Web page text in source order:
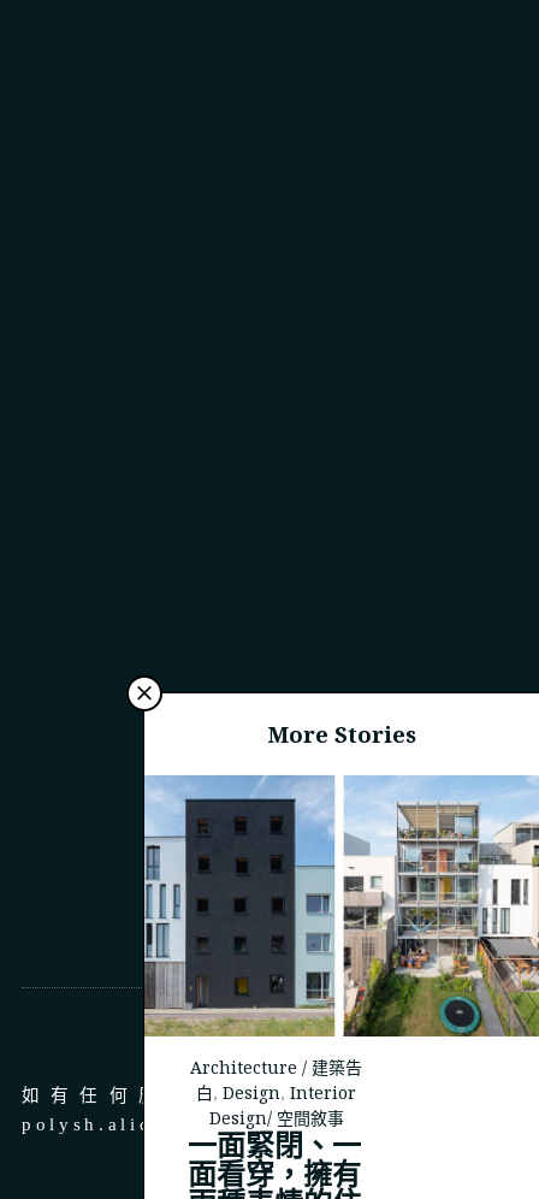
More Stories
Architecture / 建築告
白,Design,Interior
Design/ 空間敘事
一面緊閉、一
面看穿，擁有
商務合作
如有任何廣告、商務合作，請 email 至
polysh.alice@gmail.com